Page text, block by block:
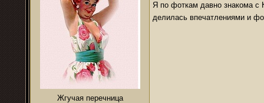
Жгучая перечница
Я по фоткам давно знакома с
делилась впечатлениями и